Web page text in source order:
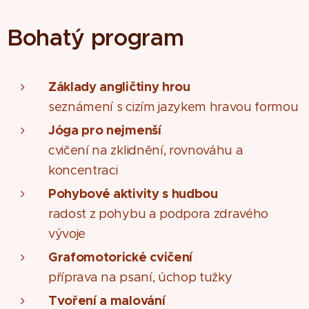
Bohatý program
Základy angličtiny hrou
seznámení s cizím jazykem hravou formou
Jóga pro nejmenší
cvičení na zklidnění, rovnováhu a
koncentraci
Pohybové aktivity s hudbou
radost z pohybu a podpora zdravého
vývoje
Grafomotorické cvičení
příprava na psaní, úchop tužky
Tvoření a malování